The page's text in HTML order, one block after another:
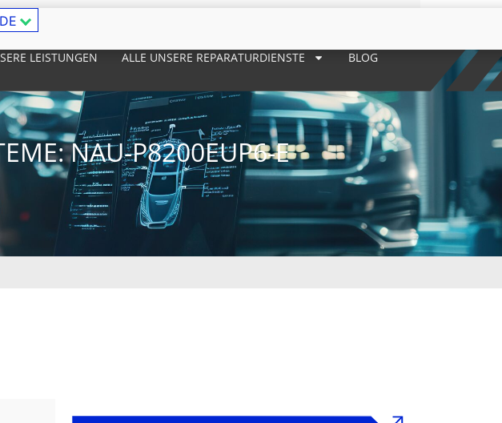
DE
LEISTUNGEN ALLE UNSERE REPARATURDIENSTE
BLOG
NAU-P8200EUP6-E